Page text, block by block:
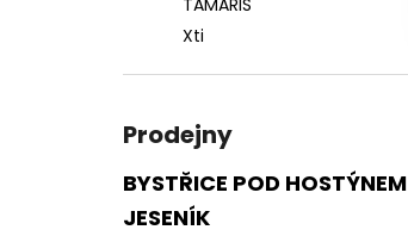
TAMARIS
Xti
Prodejny
BYSTŘICE POD HOSTÝNEM
JESENÍK